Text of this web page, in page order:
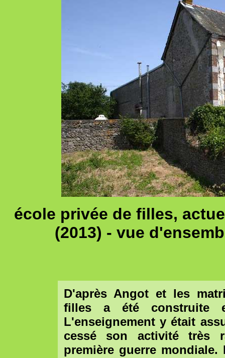
école privée de filles,
(2013) - vue
D'après Angot et les
filles a été construite
L'enseignement y était
cessé son activité très
première guerre